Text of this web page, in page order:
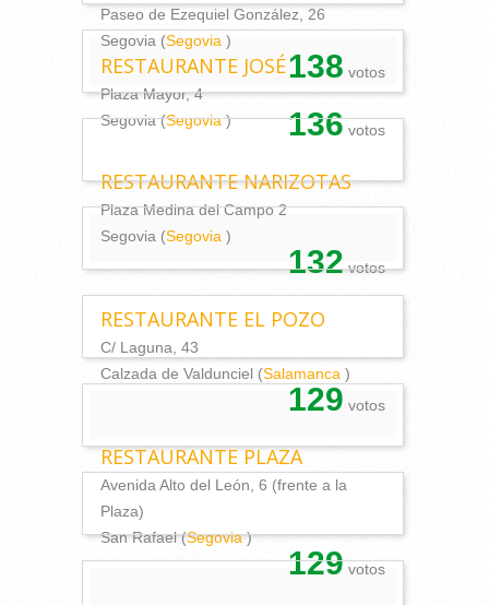
Paseo de Ezequiel González, 26
Segovia (Segovia )
138 votos
RESTAURANTE JOSÉ
Plaza Mayor, 4
Segovia (Segovia ) 136 votos
RESTAURANTE NARIZOTAS
Plaza Medina del Campo 2
Segovia (Segovia )
132votos
RESTAURANTE EL POZO
C/ Laguna, 43
Calzada de Valdunciel (Salamanca )
129 votos
RESTAURANTE PLAZA
Avenida Alto del León, 6 (frente a la
Plaza)
San Rafael (Segovia )
129 votos